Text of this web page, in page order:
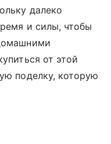
далеко
и силы, чтобы
от этой
поделку, которую